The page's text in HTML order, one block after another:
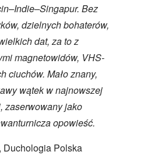
Bez
dzielnych bohaterów,
dat, za to z
magnetowidów, VHS-
ciuchów. Mało znany,
wątek w najnowszej
zaserwowany jako
opowieść.
Duchologia Polska